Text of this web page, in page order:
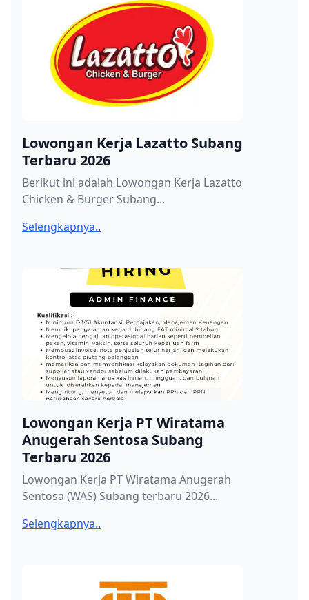
Lowongan Kerja Lazatto Subang
Terbaru 2026
Berikut ini adalah Lowongan Kerja Lazatto
Chicken & Burger Subang...
Selengkapnya..
Lowongan Kerja PT Wiratama
Anugerah Sentosa Subang
Terbaru 2026
Lowongan Kerja PT Wiratama Anugerah
Sentosa (WAS) Subang terbaru 2026...
Selengkapnya..